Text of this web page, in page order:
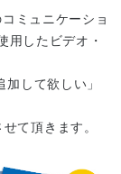
ミュニケーショ
用したビデオ・
して欲しい」
て頂きます。